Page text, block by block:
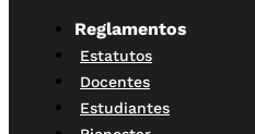
Reglamentos
Estatutos
Docentes
Estudiantes